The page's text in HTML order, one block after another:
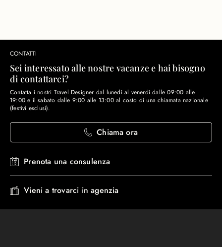
CONTATTI
Sei interessato alle nostre vacanze e hai bisogno
di contattarci?
Contatta i nostri Travel Designer dal lunedì al venerdì dalle 09:00 alle
19:00 e il sabato dalle 9:00 alle 13:00 al costo di una chiamata nazionale
(festivi esclusi).
Chiama ora
Prenota una consulenza
Vieni a trovarci in agenzia